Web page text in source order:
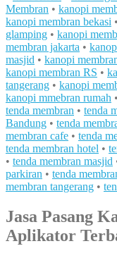
Membran • kanopi
kanopi membran bekasi •
glamping • kanopi
membran jakarta •
masjid • kanopi
kanopi membran RS •
tangerang • kanopi
kanopi mmebran rumah •
tenda membran • tenda
Bandung • tenda
membran cafe • tenda
tenda membran hotel •
• tenda membran masjid
parkiran • tenda
membran tangerang •
Jasa Pasang
Aplikator